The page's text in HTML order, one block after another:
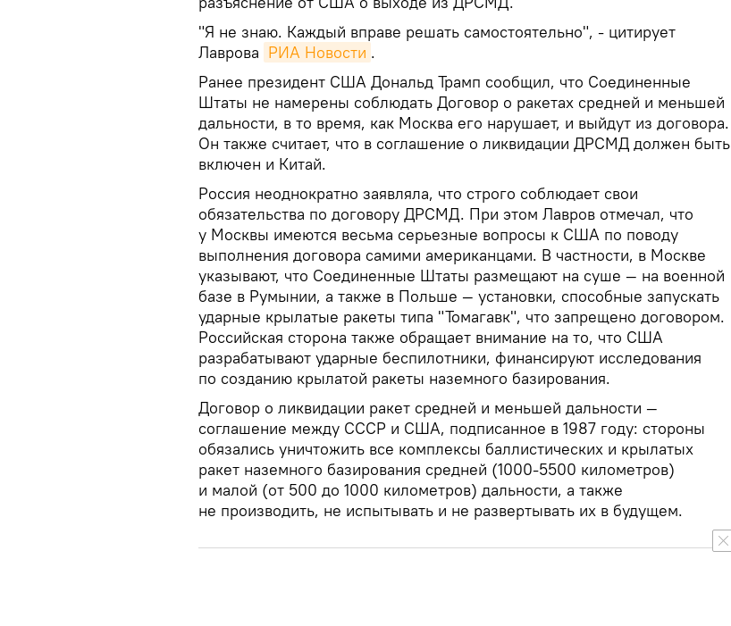
"Я не знаю. Каждый вправе решать самостоятельно", - цитирует
Лаврова РИА Новости .
Ранее президент США Дональд Трамп сообщил, что Соединенные
Штаты не намерены соблюдать Договор о ракетах средней и меньшей
дальности, в то время, как Москва его нарушает, и выйдут из договора.
Он также считает, что в соглашение о ликвидации ДРСМД должен быть
включен и Китай.
Россия неоднократно заявляла, что строго соблюдает свои
обязательства по договору ДРСМД. При этом Лавров отмечал, что
у Москвы имеются весьма серьезные вопросы к США по поводу
выполнения договора самими американцами. В частности, в Москве
указывают, что Соединенные Штаты размещают на суше — на военной
базе в Румынии, а также в Польше — установки, способные запускать
ударные крылатые ракеты типа "Томагавк", что запрещено договором.
Российская сторона также обращает внимание на то, что США
разрабатывают ударные беспилотники, финансируют исследования
по созданию крылатой ракеты наземного базирования.
Договор о ликвидации ракет средней и меньшей дальности —
соглашение между СССР и США, подписанное в 1987 году: стороны
обязались уничтожить все комплексы баллистических и крылатых
ракет наземного базирования средней (1000-5500 километров)
и малой (от 500 до 1000 километров) дальности, а также
не производить, не испытывать и не развертывать их в будущем.